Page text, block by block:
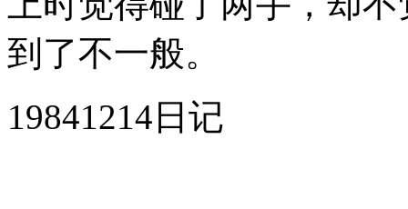
到了不一般。
19841214日记